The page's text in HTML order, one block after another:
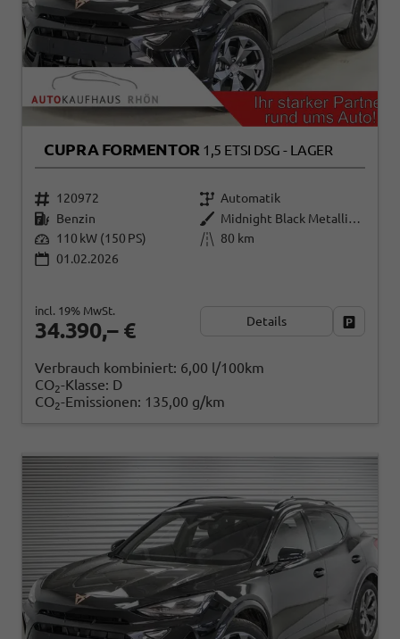
CUPRA FORMENTOR 1,5 ETSI DSG - LAGER
120972
Automatik
Benzin
Midnight Black Metallic (0E)
110 kW (150 PS)
80 km
01.02.2026
34.390,– €
incl. 19% MwSt.
Details
Verbrauch kombiniert: 6,00 l/100km
CO2-Klasse: D
CO2-Emissionen: 135,00 g/km